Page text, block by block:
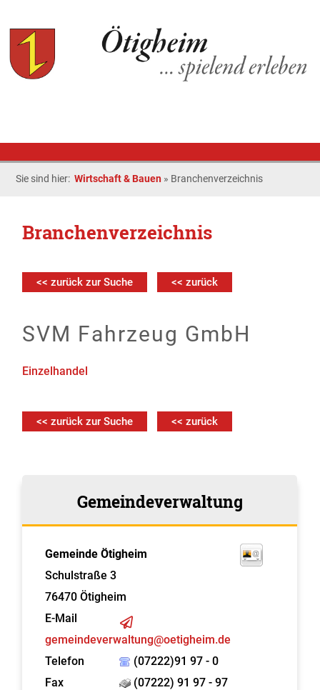
Sie sind hier:Wirtschaft & Bauen » Branchenverzeichnis
Branchenverzeichnis
<< zurück zur Suche << zurück
SVM Fahrzeug GmbH
Einzelhandel
<< zurück zur Suche << zurück
Gemeindeverwaltung
Gemeinde Ötigheim
Schulstraße 3
76470 Ötigheim
E-Mail
gemeindeverwaltung@oetigheim.de
Telefon
(07222)91 97 - 0
Fax
(07222) 91 97 - 97